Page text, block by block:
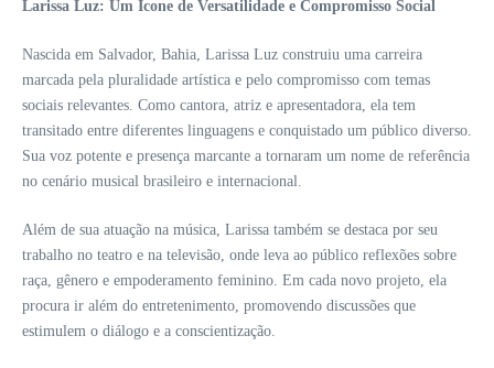
Larissa Luz: Um Ícone de Versatilidade e Compromisso Social
Nascida em Salvador, Bahia, Larissa Luz construiu uma carreira
marcada pela pluralidade artística e pelo compromisso com temas
sociais relevantes. Como cantora, atriz e apresentadora, ela tem
transitado entre diferentes linguagens e conquistado um público diverso.
Sua voz potente e presença marcante a tornaram um nome de referência
no cenário musical brasileiro e internacional.
Além de sua atuação na música, Larissa também se destaca por seu
trabalho no teatro e na televisão, onde leva ao público reflexões sobre
raça, gênero e empoderamento feminino. Em cada novo projeto, ela
procura ir além do entretenimento, promovendo discussões que
estimulem o diálogo e a conscientização.